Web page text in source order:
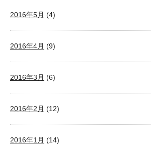
2016年5月 (4)
2016年4月 (9)
2016年3月 (6)
2016年2月 (12)
2016年1月 (14)